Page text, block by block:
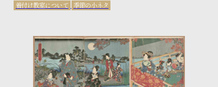
着付け教室について 季節の小ネタ